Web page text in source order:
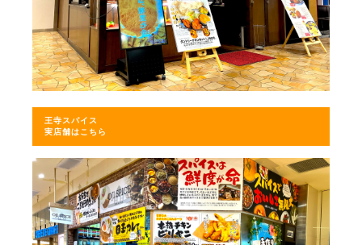
王寺スパイス
実店舗はこちら